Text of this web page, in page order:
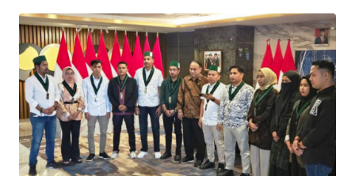
SERBI
OPINI
Informasi
INDEKS
BERITA